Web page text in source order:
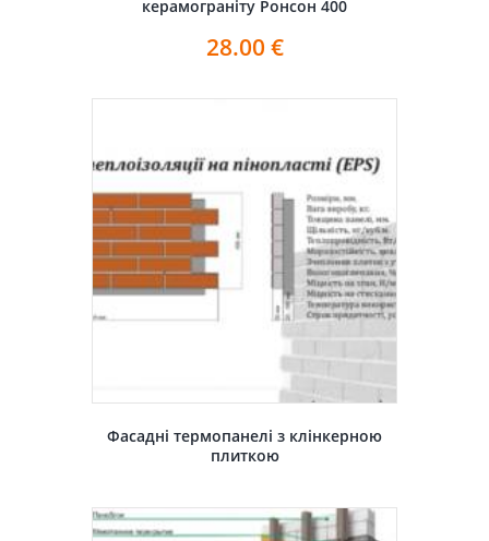
керамограніту Ронсон 400
28.00 €
Фасадні термопанелі з клінкерною
плиткою